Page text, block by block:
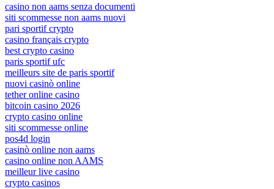
casino non aams senza documenti
siti scommesse non aams nuovi
pari sportif crypto
casino français crypto
best crypto casino
paris sportif ufc
meilleurs site de paris sportif
nuovi casinò online
tether online casino
bitcoin casino 2026
crypto casino online
siti scommesse online
pos4d login
casinò online non aams
casino online non AAMS
meilleur live casino
crypto casinos